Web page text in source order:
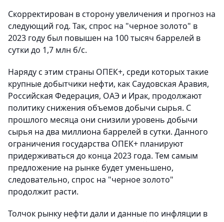
Скорректирован в сторону увеличения и прогноз на
следующий год. Так, спрос на "черное золото" в
2023 году был повышен на 100 тысяч баррелей в
сутки до 1,7 млн б/с.
Наряду с этим страны ОПЕК+, среди которых такие
крупные добытчики нефти, как Саудовская Аравия,
Российская Федерация, ОАЭ и Ирак, продолжают
политику снижения объемов добычи сырья. С
прошлого месяца они снизили уровень добычи
сырья на два миллиона баррелей в сутки. Данного
ограничения государства ОПЕК+ планируют
придерживаться до конца 2023 года. Тем самым
предложение на рынке будет уменьшено,
следовательно, спрос на "черное золото"
продолжит расти.
Толчок рынку нефти дали и данные по инфляции в